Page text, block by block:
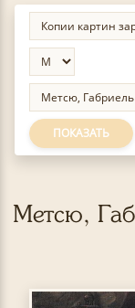
ПОКАЗАТЬ
Метсю,